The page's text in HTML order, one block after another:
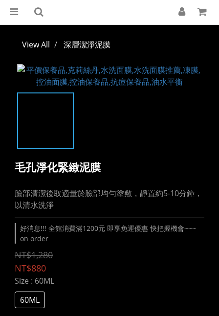
View All 深層潔淨泥膜
毛孔淨化緊緻泥膜
臉部清潔後取適量於臉部均勻塗敷，靜置約5-10分鐘，
以清水洗淨
好消息!!! 全館消費滿1200元 即享免運優惠 快把握機會~~~
on order
NT$1,280
NT$880
Size : 60ML
60ML